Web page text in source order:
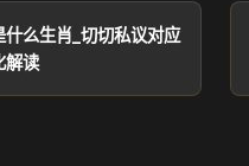
什么生肖_切切私议对应
解读